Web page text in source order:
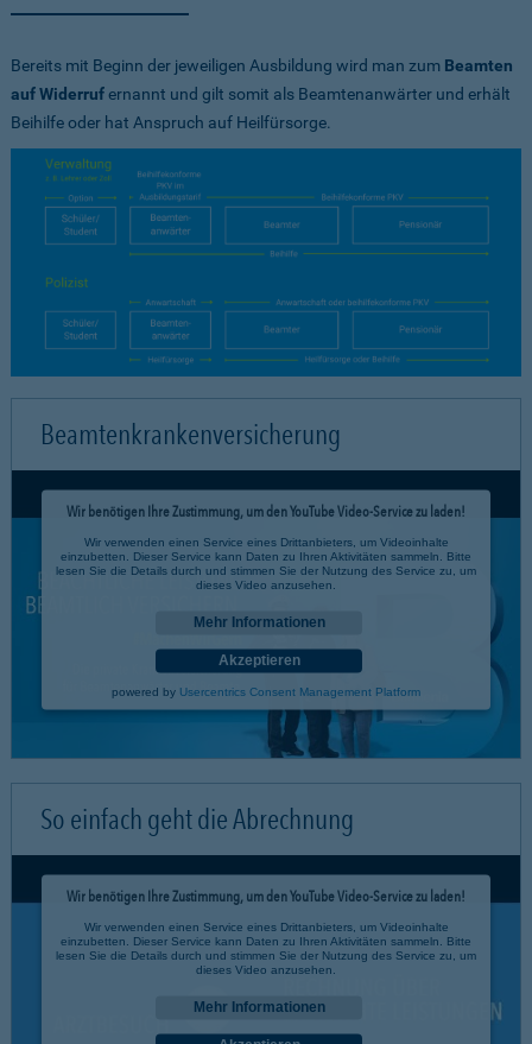
Bereits mit Beginn der jeweiligen Ausbildung wird man zum Beamten
auf Widerrufernannt und gilt somit als Beamtenanwärter und erhält
Beihilfe oder hat Anspruch auf Heilfürsorge.
Beamtenkrankenversicherung
Wir benötigen Ihre Zustimmung, um den YouTube Video-Service zu laden!
Wir verwenden einen Service eines Drittanbieters, um Videoinhalte
einzubetten. Dieser Service kann Daten zu Ihren Aktivitäten sammeln. Bitte
lesen Sie die Details durch und stimmen Sie der Nutzung des Service zu, um
dieses Video anzusehen.
Mehr Informationen
Akzeptieren
powered by Usercentrics Consent Management Platform
So einfach geht die Abrechnung
Wir benötigen Ihre Zustimmung, um den YouTube Video-Service zu laden!
Wir verwenden einen Service eines Drittanbieters, um Videoinhalte
einzubetten. Dieser Service kann Daten zu Ihren Aktivitäten sammeln. Bitte
lesen Sie die Details durch und stimmen Sie der Nutzung des Service zu, um
dieses Video anzusehen.
Mehr Informationen